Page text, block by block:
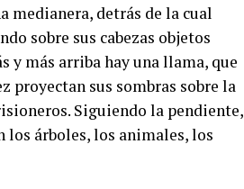
medianera, detrás de la cual
sobre sus cabezas objetos
y más arriba hay una llama, que
proyectan sus sombras sobre la
Siguiendo la pendiente,
árboles, los animales, los